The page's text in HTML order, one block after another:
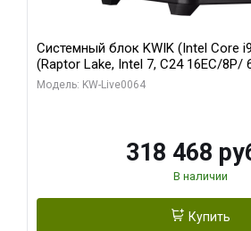
Системный блок KWIK (Intel Core
(Raptor Lake, Intel 7, C24 16EC/
модуля)/ ASUS RTX5080 PROART
Модель: KW-Live0064
318 468
В наличии
Купить